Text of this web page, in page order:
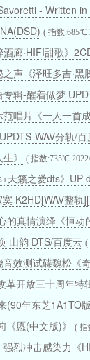
- Written in Scars
( 指数:685℃
廊·HIFI甜歌》
声《泽旺多吉·黑
辑-醒着做梦
唱片《一人一首成
WAV分轨/百
》 ( 指数:735℃
天籁之爱dts》
K2HD[WAV整轨
情演绎《恒动的心-不朽
山韵 DTS/百度云 (
试碟魏松《奇迹》原
革开放三十周年特
(90年东芝1A1TO
愿(中文版)》 ( 指
染力《HIFI原创黑胶王》2CD/